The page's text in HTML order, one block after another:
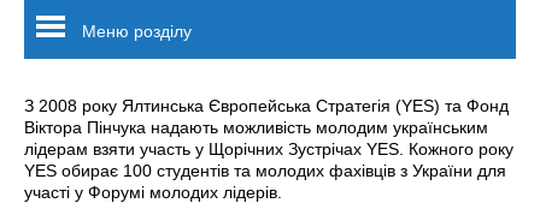
Меню розділу
З 2008 року Ялтинська Європейська Стратегія (YES) та Фонд
Віктора Пінчука надають можливість молодим українським
лідерам взяти участь у Щорічних Зустрічах YES. Кожного року
YES обирає 100 студентів та молодих фахівців з України для
участі у Форумі молодих лідерів.